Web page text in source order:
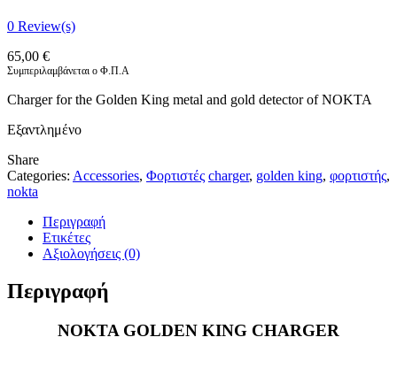
0 Review(s)
65,00 €
Συμπεριλαμβάνεται ο Φ.Π.Α
Charger for the Golden King metal and gold detector of NOKTA
Εξαντλημένο
Share
Categories: Accessories, Φορτιστές charger, golden king, φορτιστής,
nokta
Περιγραφή
Ετικέτες
Αξιολογήσεις (0)
Περιγραφή
NOKTA GOLDEN KING CHARGER